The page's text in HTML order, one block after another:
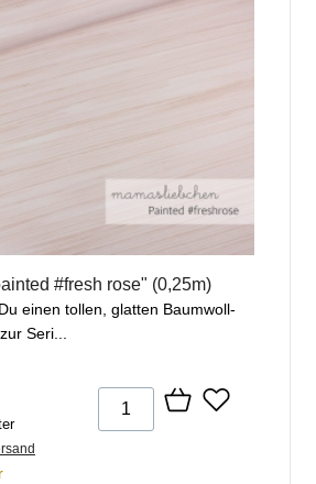
#fresh rose" (0,25m)
einen tollen, glatten Baumwoll-
Seri...